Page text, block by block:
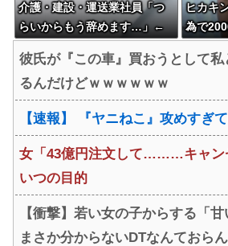
介護・建設・運送業社員「つ
らいからもう辞めます…」←
が5年連続増加WWWWWWW
WWWW
ヒカキ
為で
彼氏が『この車』買おうとして
るんだけどｗｗｗｗｗｗ
【速報】 『ヤニねこ』攻めすぎ
女「43億円注文して………キャン
いつの目的
【衝撃】若い女の子からする「甘
まさか分からないDTなんておら